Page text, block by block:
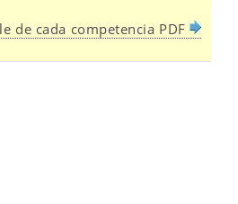
de cada competencia PDF